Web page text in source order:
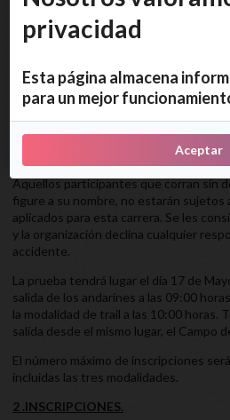
Reglamento / Información
Aquellos participantes que corran sin
figure a su nombre, no estarán sujetos
aplicados para esta carrera. Se les
y la organización declina cualquier
accidente.
La prueba tendrá lugar el día 17 de
salida de los andarines a las 09:00
la modalidad de trail a las 10:00 horas.
salida desde el mismo lugar, el Campo
El número máximo de inscripciones
incluidas las tres modalidades.
2 .INSCRIPCIONES.
privacidad
Esta página almacena
para un mejor
Aceptar